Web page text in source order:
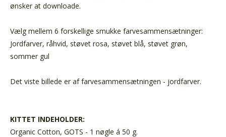
ønsker at downloade.
Vælg mellem 6 forskellige smukke farvesammensætninger:
Jordfarver, råhvid, støvet rosa, støvet blå, støvet grøn,
sommer gul
Det viste billede er af farvesammensætningen - jordfarver.
KITTET INDEHOLDER:
Organic Cotton, GOTS - 1 nøgle á 50 g.